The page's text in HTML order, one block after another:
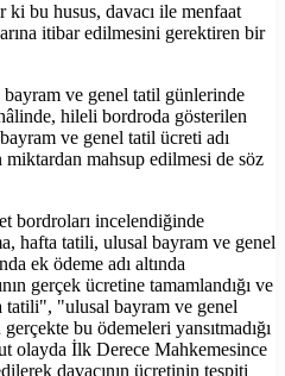
bu husus, davacı ile menfaat
itibar edilmesini gerektiren bir
ve genel tatil günlerinde
hâlinde, hileli bordroda gösterilen
ve genel tatil ücreti adı
miktardan mahsup edilmesi de söz
bordroları incelendiğinde
hafta tatili, ulusal bayram ve genel
ek ödeme adı altında
gerçek ücretine tamamlandığı ve
tatili", "ulusal bayram ve genel
bu ödemeleri yansıtmadığı
olayda İlk Derece Mahkemesince
davacının ücretinin tespiti